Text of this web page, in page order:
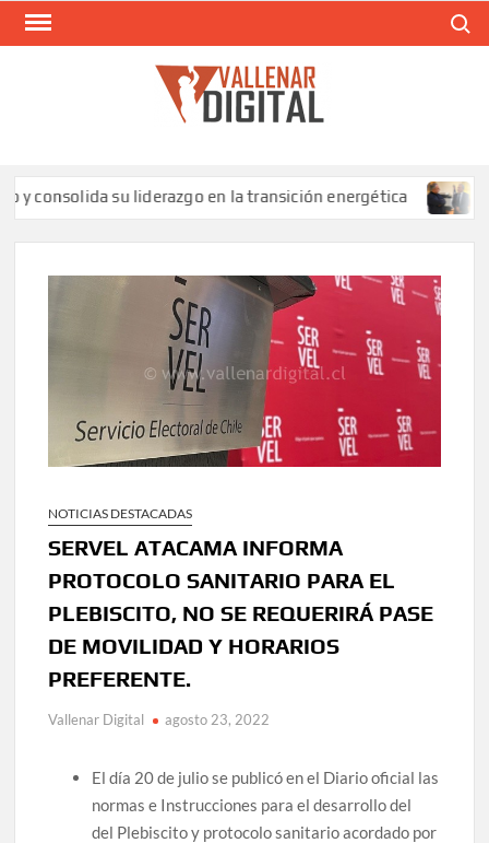
Saltar
su liderazgo en la transición energética
NOTICIAS DESTACADAS
SERVEL ATACAMA INFORMA
PROTOCOLO SANITARIO PARA EL
PLEBISCITO, NO SE REQUERIRÁ PASE
DE MOVILIDAD Y HORARIOS
PREFERENTE.
Vallenar Digital agosto 23, 2022
El día 20 de julio se publicó en el Diario oficial las
normas e Instrucciones para el desarrollo del
del Plebiscito y protocolo sanitario acordado por